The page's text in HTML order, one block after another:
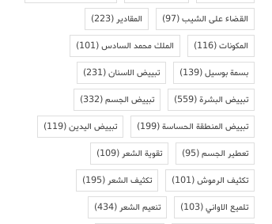
القضاء على الشيب(97) المقادير(223)
المكونات(116) الملك محمد السادس(101)
بسمة بوسيل(139) تبييض الاسنان(231)
تبييض البشرة(559) تبييض الجسم(332)
تبييض المنطقة الحساسة(199) تبييض اليدين(119)
تعطير الجسم(95) تقوية الشعر(109)
تكثيف الرموش(101) تكثيف الشعر(195)
تلميع الاواني(103) تنعيم الشعر(434)